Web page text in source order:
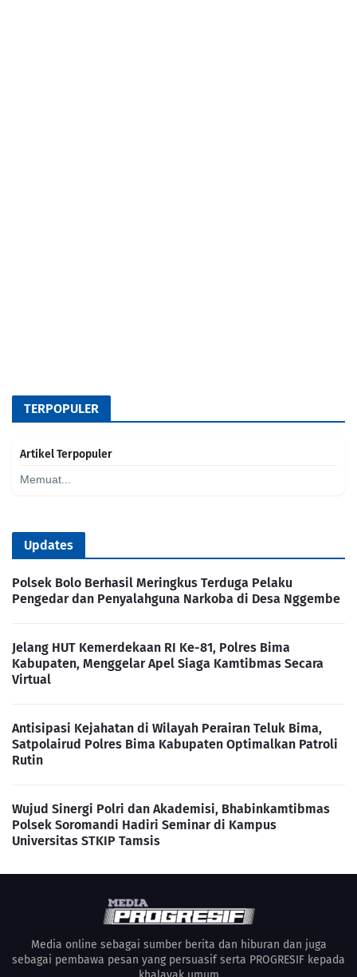
TERPOPULER
Artikel Terpopuler
Memuat...
Updates
Polsek Bolo Berhasil Meringkus Terduga Pelaku
Pengedar dan Penyalahguna Narkoba di Desa Nggembe
Jelang HUT Kemerdekaan RI Ke-81, Polres Bima
Kabupaten, Menggelar Apel Siaga Kamtibmas Secara
Virtual
Antisipasi Kejahatan di Wilayah Perairan Teluk Bima,
Satpolairud Polres Bima Kabupaten Optimalkan Patroli
Rutin
Wujud Sinergi Polri dan Akademisi, Bhabinkamtibmas
Polsek Soromandi Hadiri Seminar di Kampus
Universitas STKIP Tamsis
Media online sebagai sumber berita dan hiburan dan juga
sebagai pembawa pesan yang persuasif serta PROGRESIF kepada